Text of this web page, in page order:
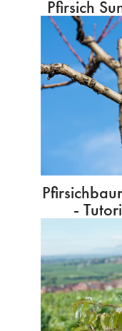
Pfirsich
-